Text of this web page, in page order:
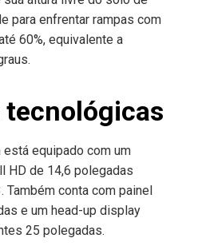
para enfrentar rampas com
60%, equivalente a
tecnológicas
está equipado com um
HD de 14,6 polegadas
Também conta com painel
e um head-up display
25 polegadas.